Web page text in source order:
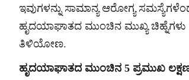
ಇವುಗಳನ್ನು ಸಾಮಾನ್ಯ ಆರೋಗ್ಯ
ಹೃದಯಾಘಾತದ ಮುಂಚಿನ ಮುಖ್ಯ ಚಿಹ್ನೆಗಳು
ತಿಳಿಯೋಣ.
ಹೃದಯಾಘಾತದ ಮುಂಚಿನ 5 ಪ್ರಮುಖ